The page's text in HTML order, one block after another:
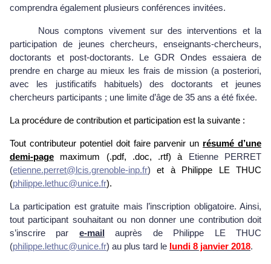
comprendra également plusieurs conférences invitées.
Nous comptons vivement sur des interventions et la
participation de jeunes chercheurs, enseignants-chercheurs,
doctorants et post-doctorants. Le GDR Ondes essaiera de
prendre en charge au mieux les frais de mission (a posteriori,
avec les justificatifs habituels) des doctorants et jeunes
chercheurs participants ; une limite d’âge de 35 ans a été fixée.
La procédure de contribution et participation est la suivante :
Tout contributeur potentiel doit faire parvenir un résumé d’une
demi-page maximum (.pdf, .doc, .rtf) à
Etienne PERRET
(etienne.perret@lcis.grenoble-inp.fr)et à Philippe LE THUC
(philippe.lethuc@unice.fr).
La participation est gratuite mais l’inscription obligatoire. Ainsi,
tout participant souhaitant ou non donner une contribution doit
s’inscrire par e-mail
auprès de Philippe LE THUC
(philippe.lethuc@unice.fr) au plus tard le lundi 8 janvier 2018.